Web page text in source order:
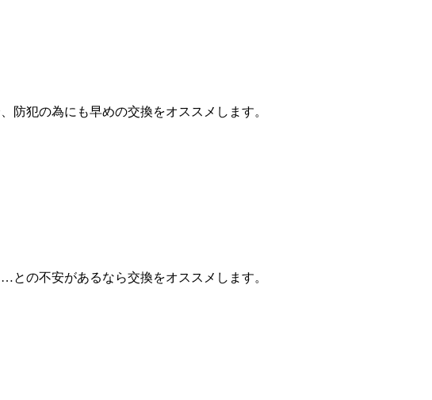
防犯の為にも早めの交換をオススメします。
の不安があるなら交換をオススメします。